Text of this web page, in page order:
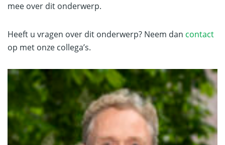
mee over dit onderwerp.
Heeft u vragen over dit onderwerp? Neem dan contact
op met onze collega’s.